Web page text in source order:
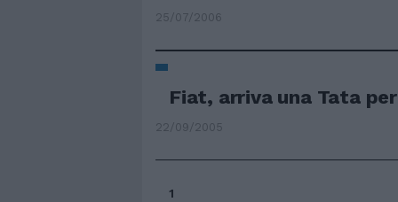
25/07/2006
Fiat, arriva una Tata
22/09/2005
1